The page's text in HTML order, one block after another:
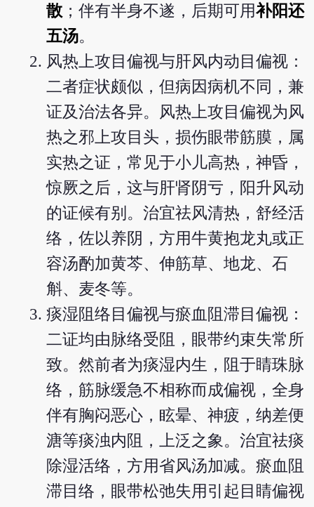
散 ；伴有半身不遂，后期可用补阳还
五汤。
风热上攻目偏视与肝风内动目偏视：
二者症状颇似，但病因病机不同，兼
证及治法各异。风热上攻目偏视为风
热之邪上攻目头，损伤眼带筋膜，属
实热之证，常见于小儿高热，神昏，
惊厥之后，这与肝肾阴亏，阳升风动
的证候有别。治宜祛风清热，舒经活
络，佐以养阴，方用牛黄抱龙丸或正
容汤酌加黄芩、伸筋草、地龙、石
斛、麦冬等。
痰湿阻络目偏视与瘀血阻滞目偏视：
二证均由脉络受阻，眼带约束失常所
致。然前者为痰湿内生，阻于睛珠脉
络，筋脉缓急不相称而成偏视，全身
伴有胸闷恶心，眩晕、神疲，纳差便
溏等痰浊内阻，上泛之象。治宜祛痰
除湿活络，方用省风汤加减。瘀血阻
滞目络，眼带松弛失用引起目睛偏视